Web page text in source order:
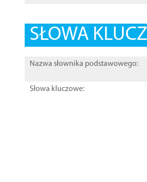
SŁOWA
Nazwa słownika podstawowego:
Słowa kluczowe: